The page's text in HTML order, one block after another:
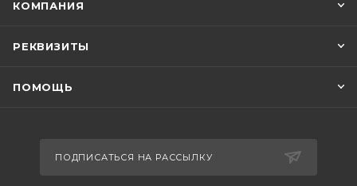
КОМПАНИЯ
РЕКВИЗИТЫ
ПОМОЩЬ
ПОДПИСАТЬСЯ НА РАССЫЛКУ